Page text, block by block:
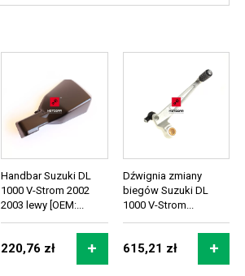
Handbar Suzuki DL
1000 V-Strom 2002
2003 lewy [OEM:...
220,76 zł
Dźwignia zmiany
biegów Suzuki DL
1000 V-Strom...
615,21 zł